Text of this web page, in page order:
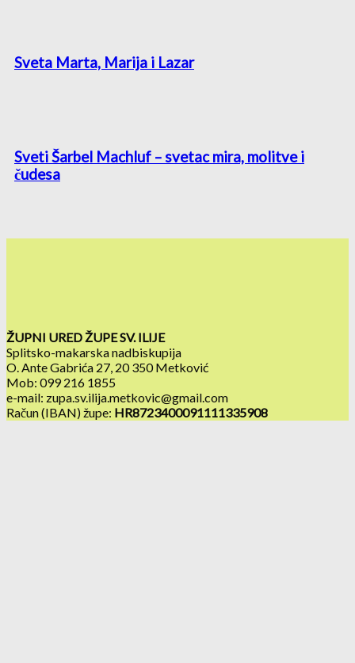
Sveta Marta, Marija i Lazar
Sveti Šarbel Machluf – svetac mira, molitve i
čudesa
ŽUPNI URED ŽUPE SV. ILIJE
Splitsko-makarska nadbiskupija
O. Ante Gabrića 27, 20 350 Metković
Mob: 099 216 1855
e-mail: zupa.sv.ilija.metkovic@gmail.com
Račun (IBAN) župe: HR8723400091111335908